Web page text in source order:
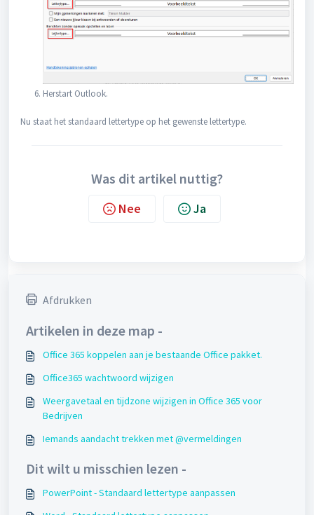
Herstart Outlook.
Nu staat het standaard lettertype op het gewenste lettertype.
Was dit artikel nuttig?
Nee Ja
Afdrukken
Artikelen in deze map -
Office 365 koppelen aan je bestaande Office pakket.
Office365 wachtwoord wijzigen
Weergavetaal en tijdzone wijzigen in Office 365 voor
Bedrijven
Iemands aandacht trekken met @vermeldingen
Dit wilt u misschien lezen -
PowerPoint - Standaard lettertype aanpassen